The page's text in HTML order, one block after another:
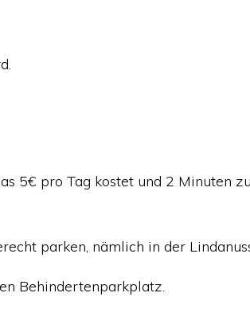
5€ pro Tag kostet und 2 Minuten
parken, nämlich in der
Behindertenparkplatz.